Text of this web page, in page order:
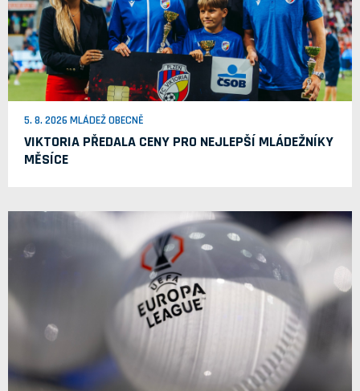
5. 8. 2026 MLÁDEŽ OBECNĚ
VIKTORIA PŘEDALA CENY PRO NEJLEPŠÍ MLÁDEŽNÍKY
MĚSÍCE